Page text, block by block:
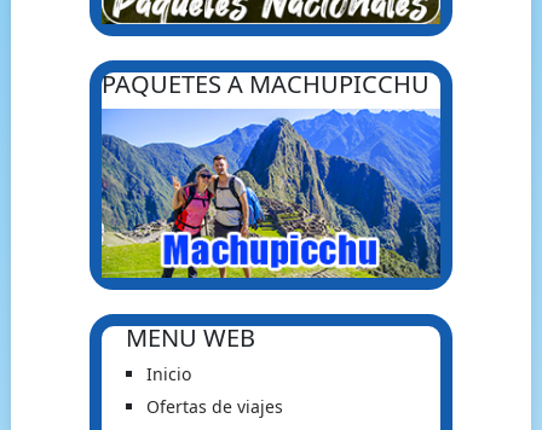
PAQUETES A MACHUPICCHU
MENU WEB
Inicio
Ofertas de viajes